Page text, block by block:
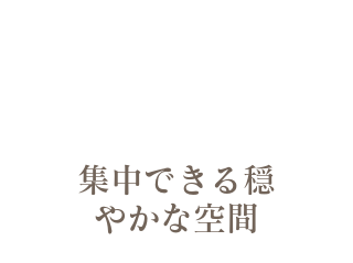
集中できる穏
やかな空間